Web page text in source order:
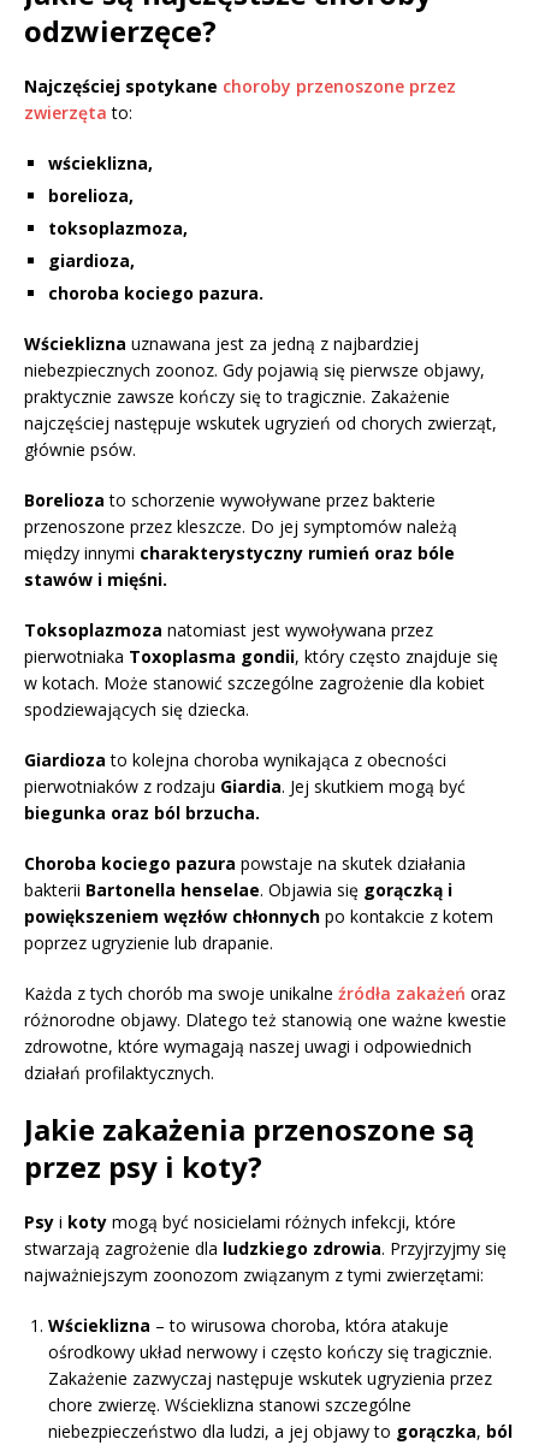
odzwierzęce?
Najczęściej spotykane choroby przenoszone przez
zwierzęta to:
wścieklizna,
borelioza,
toksoplazmoza,
giardioza,
choroba kociego pazura.
Wścieklizna uznawana jest za jedną z najbardziej
niebezpiecznych zoonoz. Gdy pojawią się pierwsze objawy,
praktycznie zawsze kończy się to tragicznie. Zakażenie
najczęściej następuje wskutek ugryzień od chorych zwierząt,
głównie psów.
Borelioza to schorzenie wywoływane przez bakterie
przenoszone przez kleszcze. Do jej symptomów należą
między innymi charakterystyczny rumień oraz bóle
stawów i mięśni.
Toksoplazmoza natomiast jest wywoływana przez
pierwotniaka Toxoplasma gondii, który często znajduje się
w kotach. Może stanowić szczególne zagrożenie dla kobiet
spodziewających się dziecka.
Giardioza to kolejna choroba wynikająca z obecności
pierwotniaków z rodzaju Giardia. Jej skutkiem mogą być
biegunka oraz ból brzucha.
Choroba kociego pazura powstaje na skutek działania
bakterii Bartonella henselae. Objawia się gorączką i
powiększeniem węzłów chłonnych po kontakcie z kotem
poprzez ugryzienie lub drapanie.
Każda z tych chorób ma swoje unikalne źródła zakażeń oraz
różnorodne objawy. Dlatego też stanowią one ważne kwestie
zdrowotne, które wymagają naszej uwagi i odpowiednich
działań profilaktycznych.
Jakie zakażenia przenoszone są
przez psy i koty?
Psy i koty mogą być nosicielami różnych infekcji, które
stwarzają zagrożenie dla ludzkiego zdrowia. Przyjrzyjmy się
najważniejszym zoonozom związanym z tymi zwierzętami:
Wścieklizna – to wirusowa choroba, która atakuje
ośrodkowy układ nerwowy i często kończy się tragicznie.
Zakażenie zazwyczaj następuje wskutek ugryzienia przez
chore zwierzę. Wścieklizna stanowi szczególne
niebezpieczeństwo dla ludzi, a jej objawy to gorączka, ból